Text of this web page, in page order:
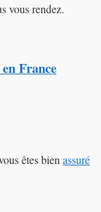
vous rendez.
France
êtes bienassuré